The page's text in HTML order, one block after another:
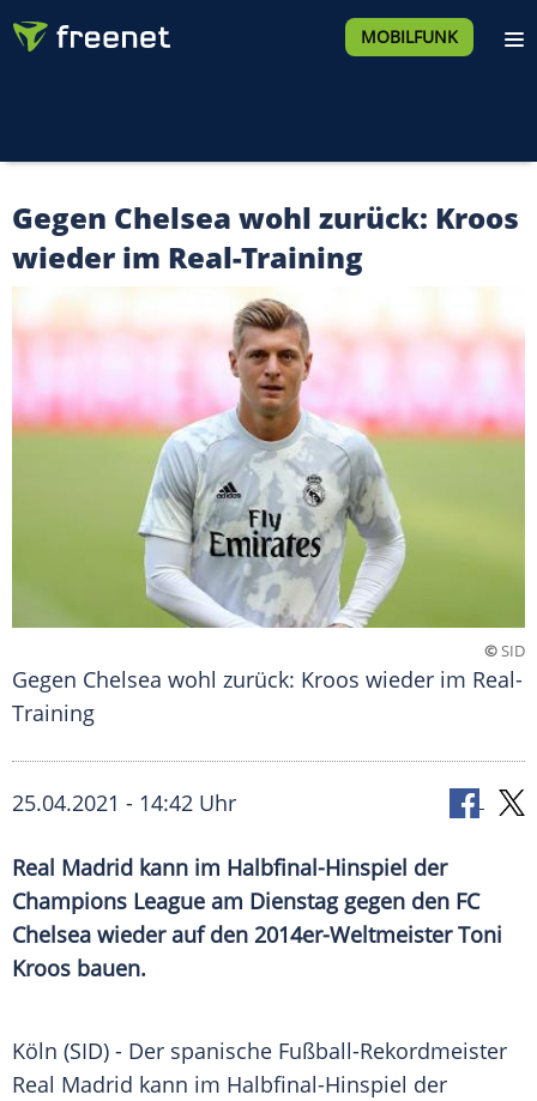
MOBILFUNK
Gegen Chelsea wohl zurück: Kroos
wieder im Real-Training
©SID
Gegen Chelsea wohl zurück: Kroos wieder im Real-
Training
25.04.2021 - 14:42 Uhr
Real Madrid kann im Halbfinal-Hinspiel der
Champions League am Dienstag gegen den FC
Chelsea wieder auf den 2014er-WeltmeisterToni
Kroos bauen.
Köln (SID) - Der spanische Fußball-Rekordmeister
Real Madrid kann im Halbfinal-Hinspiel der